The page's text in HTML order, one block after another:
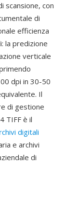
scansione, con
di
efficienza
la predizione
verticale
dpi in 30-50
Il
di gestione
TIFF è il
digitali
e archivi
di